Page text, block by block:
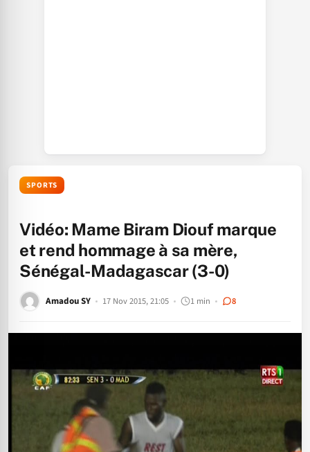
SPORTS
Vidéo: Mame Biram Diouf marque
et rend hommage à sa mère,
Sénégal-Madagascar (3-0)
Amadou SY 17 Nov 2015, 21:05 1 min 8